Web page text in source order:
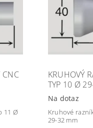
CNC
11 Ø
KRUHOVÝ
TYP 10 Ø
Na dotaz
Kruhové
29-32 mm